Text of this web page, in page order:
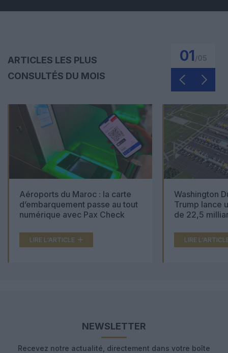
ARTICLES LES PLUS
CONSULTÉS DU MOIS
01
Aéroports du Maroc : la carte
d’embarquement passe au tout
numérique avec Pax Check
LIRE L'ARTICLE
Washington
Trump lance
de 22,5
LIRE
NEWSLETTER
Recevez notre actualité, directement dans votre boîte